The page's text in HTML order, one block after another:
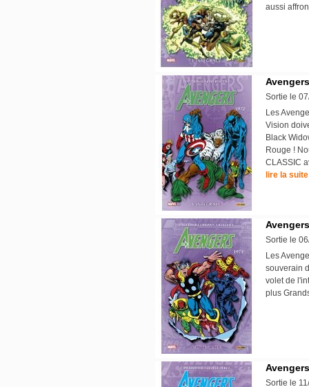
aussi
Sortie le
Les
Vision
Black
Rouge !
CLASSIC
lire la suite
Sortie le
Les
souverain
volet de
plus
Sortie le